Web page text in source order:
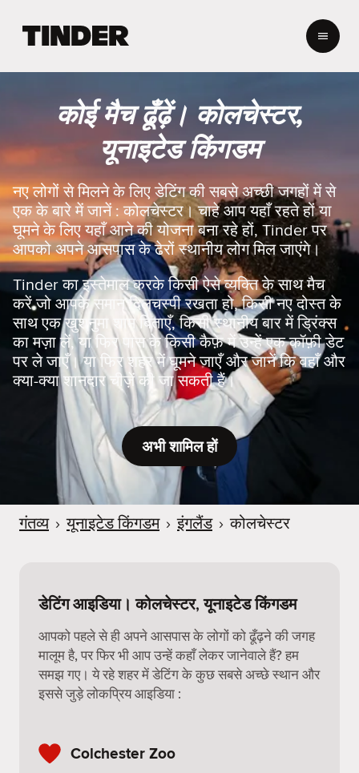
r
म
कोई मैच ढूँढ़ें। कोलचेस्टर,
यूनाइटेड किंगडम
नए लोगों से मिलने के लिए डेटिंग की सबसे अच्छी जगहों में से
एक के बारे में जानें : कोलचेस्टर। चाहे आप यहाँ रहते हों या
घूमने के लिए यहाँ आने की योजना बना रहे हों, Tinder पर
आपको अपने आसपास के ढेरों स्थानीय लोग मिल जाएंगे।
Tinder का इस्तेमाल करके किसी ऐसे व्यक्ति के साथ मैच
करें जो आपके समान दिलचस्पी रखता हो, किसी नए दोस्त के
साथ एक खुशनुमा शाम बिताएँ, किसी स्थानीय बार में ड्रिंक्स
का मज़ा लें, या फिर पास के किसी कैफ़े में उन्हें एक कॉफ़ी डेट
पर ले जाएँ। या फिर शहर में घूमने जाएँ और जानें कि वहाँ और
क्या-क्या शानदार चीज़ें की जा सकती हैं।
अभी शामिल हों
गंतव्य › यूनाइटेड किंगडम › इंगलैंड › कोलचेस्टर
डेटिंग आइडिया। कोलचेस्टर, यूनाइटेड किंगडम
आपको पहले से ही अपने आसपास के लोगों को ढूँढ़ने की जगह
मालूम है, पर फिर भी आप उन्हें कहाँ लेकर जानेवाले हैं? हम
समझ गए। ये रहे शहर में डेटिंग के कुछ सबसे अच्छे स्थान और
इससे जुड़े लोकप्रिय आइडिया :
Colchester Zoo